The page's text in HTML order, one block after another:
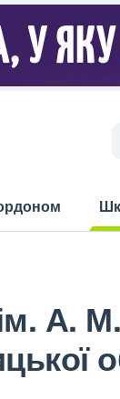
А.